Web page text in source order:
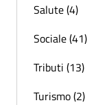
Salute (4)
Sociale (41)
Tributi (13)
Turismo (2)